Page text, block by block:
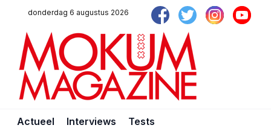
donderdag 6 augustus 2026
Actueel Interviews
Tests